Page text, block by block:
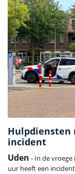
Hulpdiensten
incident
Uden - In de vroege
uur heeft een